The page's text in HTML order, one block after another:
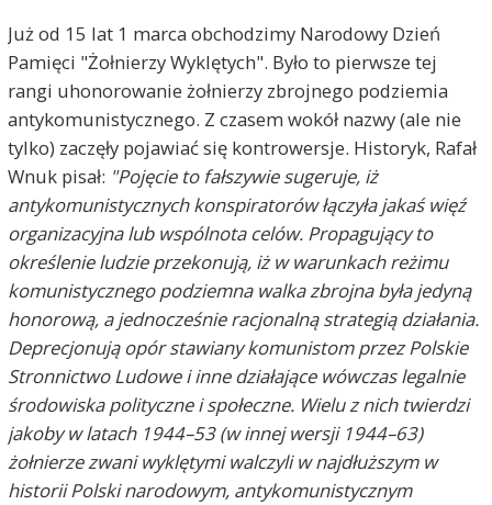
Już od 15 lat 1 marca obchodzimy Narodowy Dzień
Pamięci "Żołnierzy Wyklętych". Było to pierwsze tej
rangi uhonorowanie żołnierzy zbrojnego podziemia
antykomunistycznego. Z czasem wokół nazwy (ale nie
tylko) zaczęły pojawiać się kontrowersje. Historyk, Rafał
Wnuk pisał: "Pojęcie to fałszywie sugeruje, iż
antykomunistycznych konspiratorów łączyła jakaś więź
organizacyjna lub wspólnota celów. Propagujący to
określenie ludzie przekonują, iż w warunkach reżimu
komunistycznego podziemna walka zbrojna była jedyną
honorową, a jednocześnie racjonalną strategią działania.
Deprecjonują opór stawiany komunistom przez Polskie
Stronnictwo Ludowe i inne działające wówczas legalnie
środowiska polityczne i społeczne. Wielu z nich twierdzi
jakoby w latach 1944–53 (w innej wersji 1944–63)
żołnierze zwani wyklętymi walczyli w najdłuższym w
historii Polski narodowym, antykomunistycznym